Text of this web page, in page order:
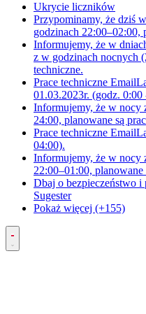
Ukrycie liczników
Przypominamy, że dziś
godzinach 22:00–02:00,
Informujemy, że w
z w godzinach nocnych
techniczne.
Prace techniczne
01.03.2023r. (godz. 0:00
Informujemy, że w nocy
24:00, planowane są
Prace techniczne
04:00).
Informujemy, że w nocy
22:00–01:00, planowane
Dbaj o bezpieczeństwo i
Sugester
Pokaż więcej (+155)